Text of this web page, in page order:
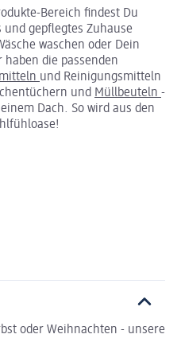
Bereich findest Du
gepflegtes Zuhause
waschen oder Dein
die passenden
und Reinigungsmitteln
und Müllbeuteln -
Dach. So wird aus den
oder Weihnachten - unsere